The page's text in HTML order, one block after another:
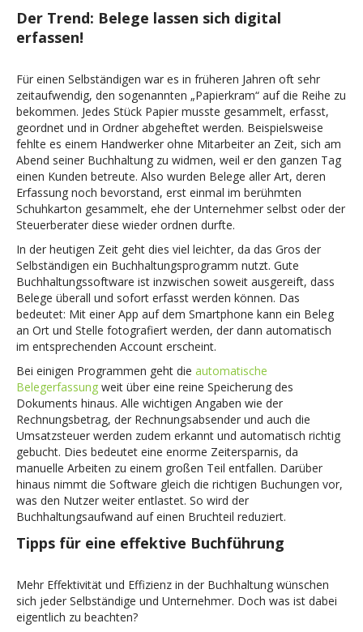
Der Trend: Belege lassen sich digital
erfassen!
Für einen Selbständigen war es in früheren Jahren oft sehr
zeitaufwendig, den sogenannten „Papierkram“ auf die Reihe zu
bekommen. Jedes Stück Papier musste gesammelt, erfasst,
geordnet und in Ordner abgeheftet werden. Beispielsweise
fehlte es einem Handwerker ohne Mitarbeiter an Zeit, sich am
Abend seiner Buchhaltung zu widmen, weil er den ganzen Tag
einen Kunden betreute. Also wurden Belege aller Art, deren
Erfassung noch bevorstand, erst einmal im berühmten
Schuhkarton gesammelt, ehe der Unternehmer selbst oder der
Steuerberater diese wieder ordnen durfte.
In der heutigen Zeit geht dies viel leichter, da das Gros der
Selbständigen ein Buchhaltungsprogramm nutzt. Gute
Buchhaltungssoftware ist inzwischen soweit ausgereift, dass
Belege überall und sofort erfasst werden können. Das
bedeutet: Mit einer App auf dem Smartphone kann ein Beleg
an Ort und Stelle fotografiert werden, der dann automatisch
im entsprechenden Account erscheint.
Bei einigen Programmen geht die automatische
Belegerfassung weit über eine reine Speicherung des
Dokuments hinaus. Alle wichtigen Angaben wie der
Rechnungsbetrag, der Rechnungsabsender und auch die
Umsatzsteuer werden zudem erkannt und automatisch richtig
gebucht. Dies bedeutet eine enorme Zeitersparnis, da
manuelle Arbeiten zu einem großen Teil entfallen. Darüber
hinaus nimmt die Software gleich die richtigen Buchungen vor,
was den Nutzer weiter entlastet. So wird der
Buchhaltungsaufwand auf einen Bruchteil reduziert.
Tipps für eine effektive Buchführung
Mehr Effektivität und Effizienz in der Buchhaltung wünschen
sich jeder Selbständige und Unternehmer. Doch was ist dabei
eigentlich zu beachten?